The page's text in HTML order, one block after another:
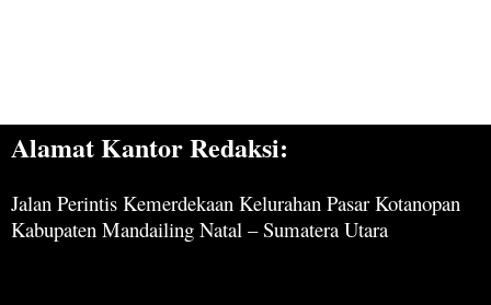
Alamat Kantor Redaksi:
Jalan Perintis Kemerdekaan Kelurahan Pasar Kotanopan
Kabupaten Mandailing Natal – Sumatera Utara